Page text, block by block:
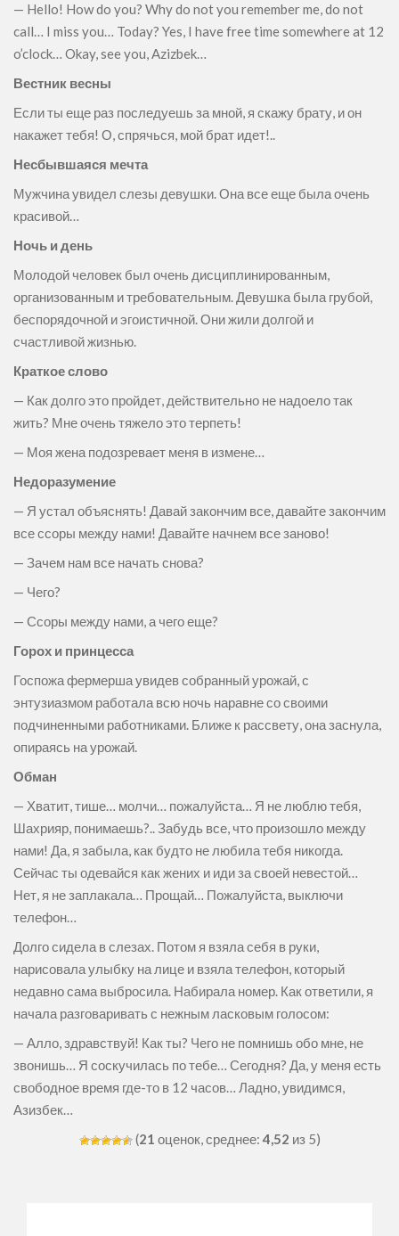
— Hello! How do you? Why do not you remember me, do not
call… I miss you… Today? Yes, I have free time somewhere at 12
o’clock… Okay, see you, Azizbek…
Вестник весны
Если ты еще раз последуешь за мной, я скажу брату, и он
накажет тебя! О, спрячься, мой брат идет!..
Несбывшаяся мечта
Мужчина увидел слезы девушки. Она все еще была очень
красивой…
Ночь и день
Молодой человек был очень дисциплинированным,
организованным и требовательным. Девушка была грубой,
беспорядочной и эгоистичной. Они жили долгой и
счастливой жизнью.
Краткое слово
— Как долго это пройдет, действительно не надоело так
жить? Мне очень тяжело это терпеть!
— Моя жена подозревает меня в измене…
Недоразумение
— Я устал объяснять! Давай закончим все, давайте закончим
все ссоры между нами! Давайте начнем все заново!
— Зачем нам все начать снова?
— Чего?
— Ссоры между нами, а чего еще?
Горох и принцесса
Госпожа фермерша увидев собранный урожай, с
энтузиазмом работала всю ночь наравне со своими
подчиненными работниками. Ближе к рассвету, она заснула,
опираясь на урожай.
Обман
— Хватит, тише… молчи… пожалуйста… Я не люблю тебя,
Шахрияр, понимаешь?.. Забудь все, что произошло между
нами! Да, я забыла, как будто не любила тебя никогда.
Сейчас ты одевайся как жених и иди за своей невестой…
Нет, я не заплакала… Прощай… Пожалуйста, выключи
телефон…
Долго сидела в слезах. Потом я взяла себя в руки,
нарисовала улыбку на лице и взяла телефон, который
недавно сама выбросила. Набирала номер. Как ответили, я
начала разговаривать с нежным ласковым голосом:
— Алло, здравствуй! Как ты? Чего не помнишь обо мне, не
звонишь… Я соскучилась по тебе… Сегодня? Да, у меня есть
свободное время где-то в 12 часов… Ладно, увидимся,
Азизбек…
(21 оценок, среднее: 4,52 из 5)